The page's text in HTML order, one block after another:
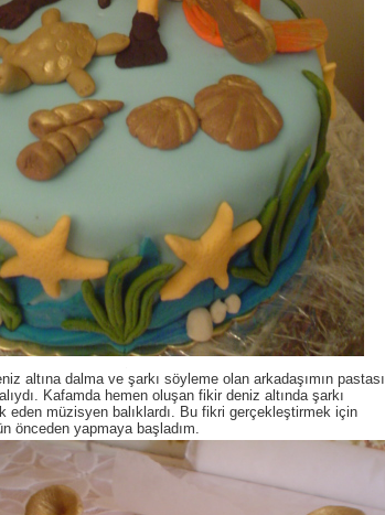
altına dalma ve şarkı söyleme olan arkadaşımın pastası
Kafamda hemen oluşan fikir deniz altında şarkı
eden müzisyen balıklardı. Bu fikri gerçekleştirmek için
önceden yapmaya başladım.